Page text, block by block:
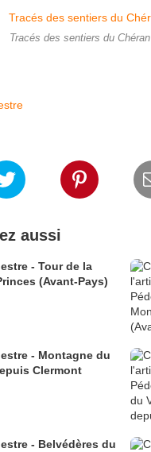
Tracés des sentiers du Chéran
aussi
- Tour de la
(Avant-Pays)
- Montagne du
Clermont
- Belvédères du